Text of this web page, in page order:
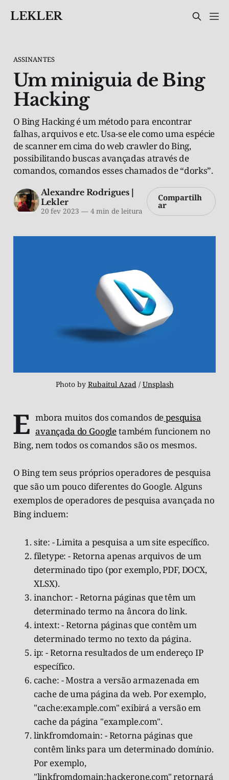
LEKLER
ASSINANTES
Um miniguia de Bing
Hacking
O Bing Hacking é um método para encontrar
falhas, arquivos e etc. Usa-se ele como uma espécie
de scanner em cima do web crawler do Bing,
possibilitando buscas avançadas através de
comandos, comandos esses chamados de “dorks”.
Alexandre Rodrigues |
Lekler
20 fev 2023 —4 min de leitura
Compartilh
ar
Photo by Rubaitul Azad / Unsplash
E mbora muitos dos comandos depesquisa
avançada do Googletambém funcionem no
Bing, nem todos os comandos são os mesmos.
O Bing tem seus próprios operadores de pesquisa
que são um pouco diferentes do Google. Alguns
exemplos de operadores de pesquisa avançada no
Bing incluem:
site: - Limita a pesquisa a um site específico.
filetype: - Retorna apenas arquivos de um
determinado tipo (por exemplo, PDF, DOCX,
XLSX).
inanchor: - Retorna páginas que têm um
determinado termo na âncora do link.
intext: - Retorna páginas que contêm um
determinado termo no texto da página.
ip: - Retorna resultados de um endereço IP
específico.
cache: - Mostra a versão armazenada em
cache de uma página da web. Por exemplo,
"cache:example.com" exibirá a versão em
cache da página "example.com".
linkfromdomain: - Retorna páginas que
contêm links para um determinado domínio.
Por exemplo,
"linkfromdomain:hackerone.com" retornará